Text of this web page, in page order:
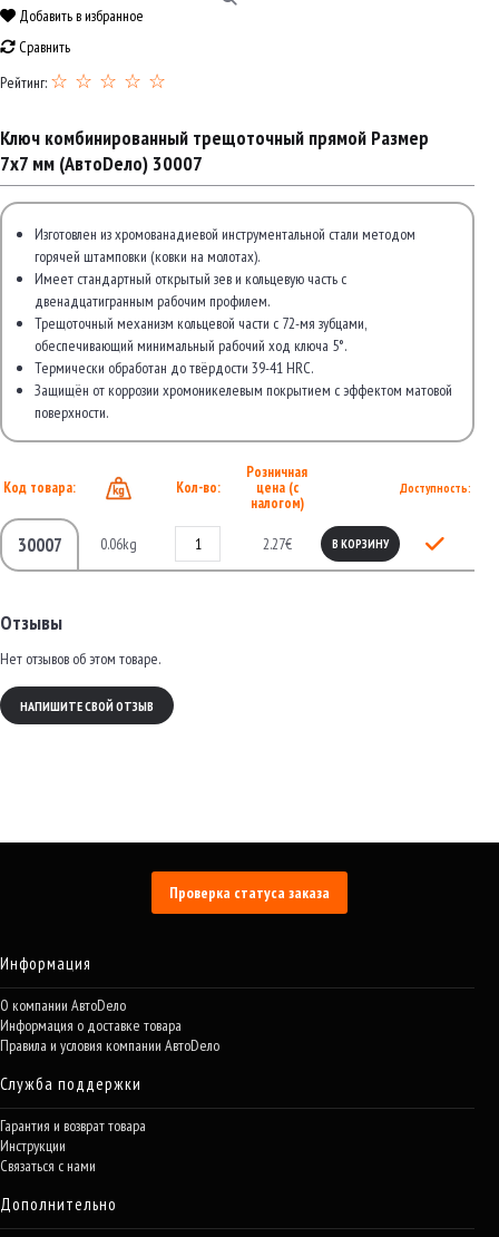
Добавить в избранное
Сравнить
Рейтинг: ☆ ☆ ☆ ☆ ☆
Ключ комбинированный трещоточный прямой Размер
7х7 мм (АвтоDело) 30007
Изготовлен из хромованадиевой инструментальной стали методом
горячей штамповки (ковки на молотах).
Имеет стандартный открытый зев и кольцевую часть с
двенадцатигранным рабочим профилем.
Трещоточный механизм кольцевой части с 72-мя зубцами,
обеспечивающий минимальный рабочий ход ключа 5°.
Термически обработан до твёрдости 39-41 HRC.
Защищён от коррозии хромоникелевым покрытием с эффектом матовой
поверхности.
Код товара: Кол-во:
Розничная
цена (с
налогом)
Доступность:
30007 0.06kg 2.27€ В КОРЗИНУ
Отзывы
Нет отзывов об этом товаре.
НАПИШИТЕ СВОЙ ОТЗЫВ
Проверка статуса заказа
Информация
О компании АвтоDело
Информация о доставке товара
Правила и условия компании АвтоDело
Служба поддержки
Гарантия и возврат товара
Инструкции
Связаться с нами
Дополнительно